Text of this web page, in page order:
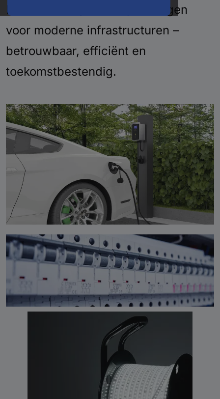
Innovatieve systeemoplossingen
voor moderne infrastructuren –
betrouwbaar, efficiënt en
toekomstbestendig.